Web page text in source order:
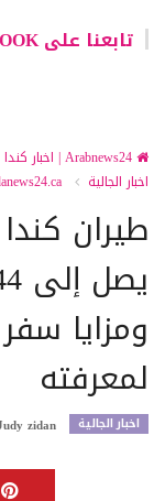
تابعنا على FACEBOOK
اخبار الجالية
طيران
ومزايا
لمعرفته
اخبار الجالية zidan